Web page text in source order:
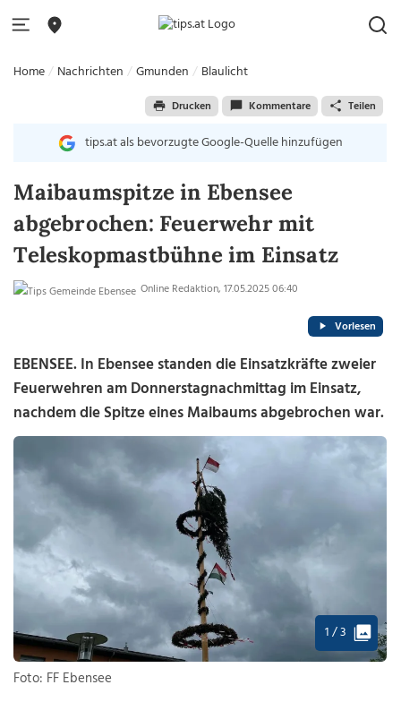
Home Nachrichten Gmunden Blaulicht
Drucken Kommentare Teilen
tips.at als bevorzugte Google-Quelle hinzufügen
Maibaumspitze in Ebensee
abgebrochen: Feuerwehr mit
Teleskopmastbühne im Einsatz
Online Redaktion, 17.05.2025 06:40
Vorlesen
EBENSEE. In Ebensee standen die Einsatzkräfte zweier
Feuerwehren am Donnerstagnachmittag im Einsatz,
nachdem die Spitze eines Maibaums abgebrochen war.
1 / 3
Foto: FF Ebensee